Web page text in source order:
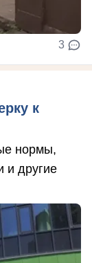
3
к
нормы,
и другие